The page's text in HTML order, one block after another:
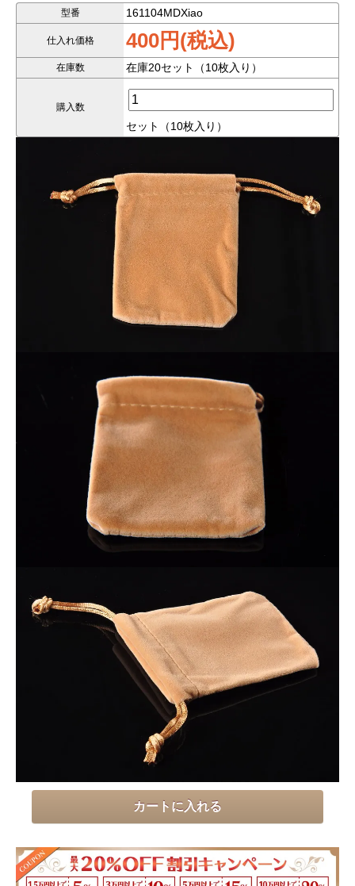
お客様への包装に使えると思います。
こちらは、10枚入りセットとなります。
型番 161104MDXiao
仕入れ価格 400円(税込)
在庫数 在庫20セット（10枚入り）
購入数
セット（10枚入り）